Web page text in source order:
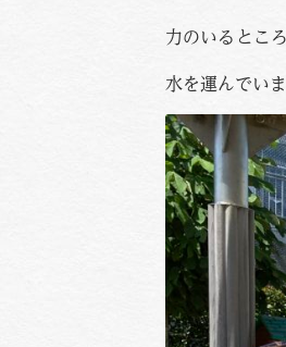
力のいるとこ
水を運んでいま